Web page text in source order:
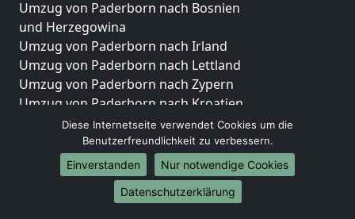
Umzug von Paderborn nach Bosnien
und Herzegowina
Umzug von Paderborn nach Irland
Umzug von Paderborn nach Lettland
Umzug von Paderborn nach Zypern
Umzug von Paderborn nach Kroatien
Umzug von Paderborn nach Estland
Umzug von Paderborn nach Finnland
Umzug von Paderborn nach Frankreich
Umzug von Paderborn nach Griechenland
Umzug von Paderborn nach Italien
Diese Internetseite verwendet Cookies um die
Benutzerfreundlichkeit zu verbessern.
Einverstanden
Nur notwendige Cookies
Datenschutzerklärung